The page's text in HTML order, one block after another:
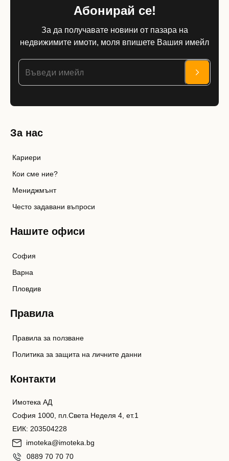
Абонирай се!
За да получавате новини от пазара на
недвижимите имоти, моля впишете Вашия имейл
За нас
Кариери
Кои сме ние?
Мениджмънт
Често задавани въпроси
Нашите офиси
София
Варна
Пловдив
Правила
Правила за ползване
Политика за защита на личните данни
Контакти
Имотека АД
София 1000, пл.Света Неделя 4, ет.1
ЕИК: 203504228
imoteka@imoteka.bg
0889 70 70 70